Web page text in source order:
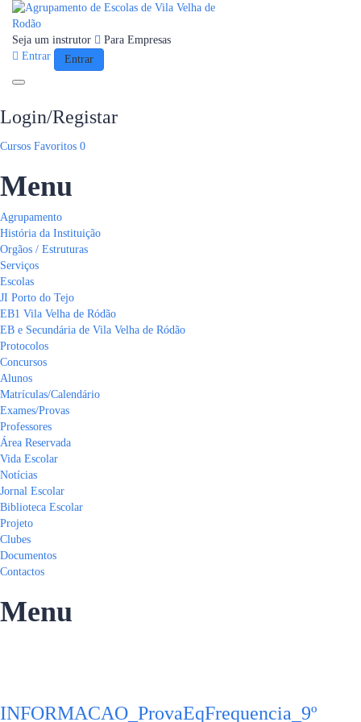
Seja um instrutor
Para Empresas
Entrar
Entrar
Login/Registar
Cursos Favoritos 0
Menu
Agrupamento
História da Instituição
Orgãos / Estruturas
Serviços
Escolas
JI Porto do Tejo
EB1 Vila Velha de Ródão
EB e Secundária de Vila Velha de Ródão
Protocolos
Concursos
Alunos
Matrículas/Calendário
Exames/Provas
Professores
Área Reservada
Vida Escolar
Notícias
Jornal Escolar
Biblioteca Escolar
Projeto
Clubes
Documentos
Contactos
Menu
INFORMACAO_ProvaEqFrequencia_9º